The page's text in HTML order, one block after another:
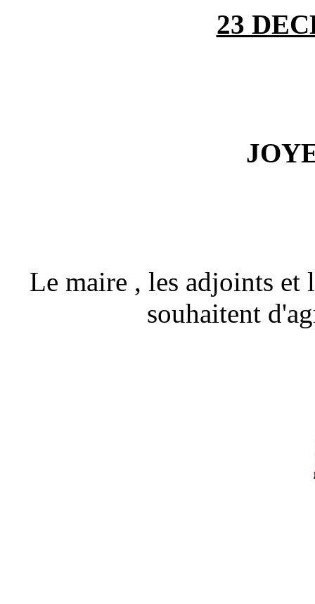
23
Le maire , les adjoints et
souhaitent